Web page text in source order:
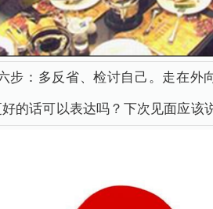
步：多反省、检讨自己。走在外
的话可以表达吗？下次见面应该